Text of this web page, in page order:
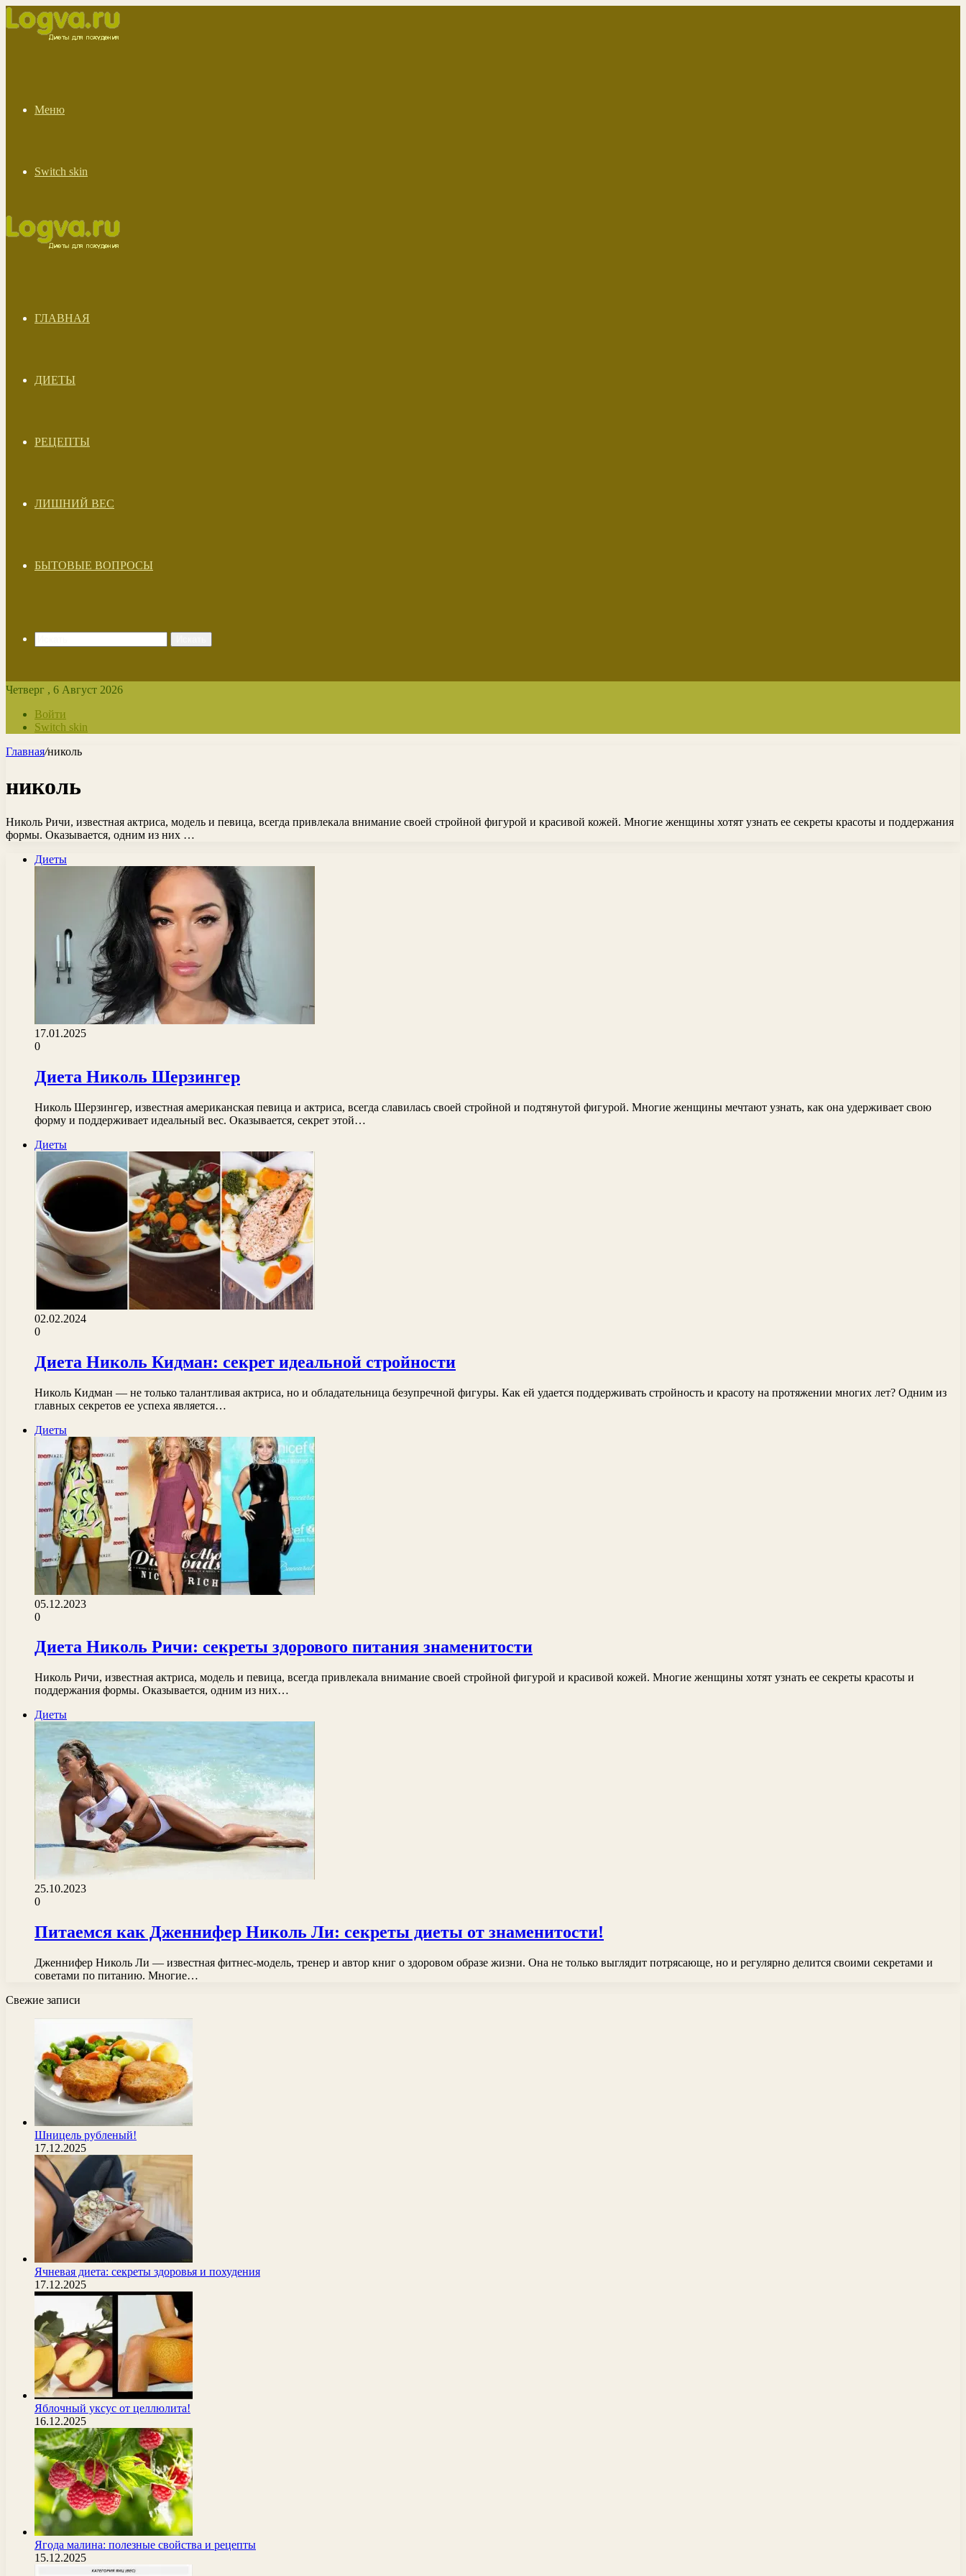
Меню
Switch skin
ГЛАВНАЯ
ДИЕТЫ
РЕЦЕПТЫ
ЛИШНИЙ ВЕС
БЫТОВЫЕ ВОПРОСЫ
Четверг , 6 Август 2026
Войти
Switch skin
Главная/николь
николь
Николь Ричи, известная актриса, модель и певица, всегда привлекала внимание своей стройной фигурой и красивой кожей. Многие женщины хотят узнать ее секреты красоты и поддержания
формы. Оказывается, одним из них …
Диеты
17.01.2025
0
Диета Николь Шерзингер
Николь Шерзингер, известная американская певица и актриса, всегда славилась своей стройной и подтянутой фигурой. Многие женщины мечтают узнать, как она удерживает свою
форму и поддерживает идеальный вес. Оказывается, секрет этой…
Диеты
02.02.2024
0
Диета Николь Кидман: секрет идеальной стройности
Николь Кидман — не только талантливая актриса, но и обладательница безупречной фигуры. Как ей удается поддерживать стройность и красоту на протяжении многих лет? Одним из
главных секретов ее успеха является…
Диеты
05.12.2023
0
Диета Николь Ричи: секреты здорового питания знаменитости
Николь Ричи, известная актриса, модель и певица, всегда привлекала внимание своей стройной фигурой и красивой кожей. Многие женщины хотят узнать ее секреты красоты и
поддержания формы. Оказывается, одним из них…
Диеты
25.10.2023
0
Питаемся как Дженнифер Николь Ли: секреты диеты от знаменитости!
Дженнифер Николь Ли — известная фитнес-модель, тренер и автор книг о здоровом образе жизни. Она не только выглядит потрясающе, но и регулярно делится своими секретами и
советами по питанию. Многие…
Свежие записи
Шницель рубленый!
17.12.2025
Ячневая диета: секреты здоровья и похудения
17.12.2025
Яблочный уксус от целлюлита!
16.12.2025
Ягода малина: полезные свойства и рецепты
15.12.2025